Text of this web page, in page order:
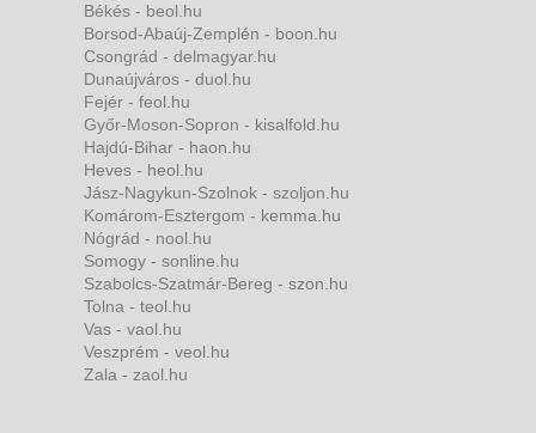
Békés - beol.hu
Borsod-Abaúj-Zemplén - boon.hu
Csongrád - delmagyar.hu
Dunaújváros - duol.hu
Fejér - feol.hu
Győr-Moson-Sopron - kisalfold.hu
Hajdú-Bihar - haon.hu
Heves - heol.hu
Jász-Nagykun-Szolnok - szoljon.hu
Komárom-Esztergom - kemma.hu
Nógrád - nool.hu
Somogy - sonline.hu
Szabolcs-Szatmár-Bereg - szon.hu
Tolna - teol.hu
Vas - vaol.hu
Veszprém - veol.hu
Zala - zaol.hu